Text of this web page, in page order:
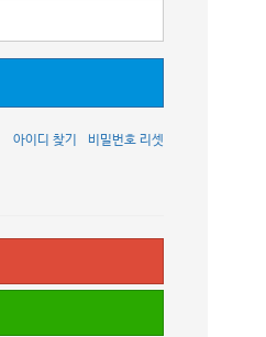
비밀번호 리셋
아이디 찾기